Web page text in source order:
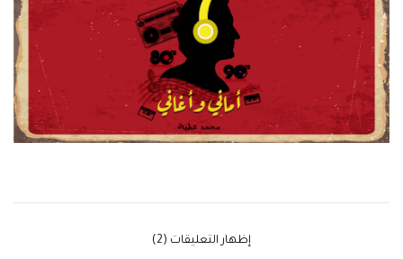
‫إظهار التعليقات (2)